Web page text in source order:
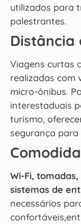
utilizados para
palestrantes.
Distância
Viagens curtas
realizadas com
micro-ônibus.
interestaduais
turismo,
segurança
Wi-Fi,
sistemas de
necessários